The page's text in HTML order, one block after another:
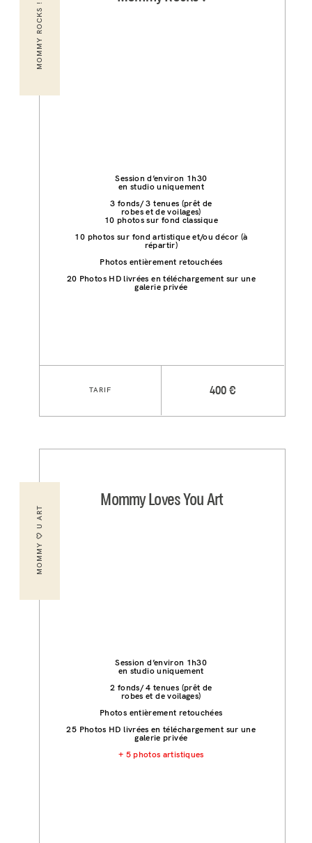
Mommy Loves You Art
MOMMY 🤍 U ART
MOMMY ROCKS !
Session d’environ 1h30
en studio uniquement
3 fonds/ 3 tenues (prêt de
robes et de voilages)
10 photos sur fond classique
10 photos sur fond artistique et/ou décor (à
répartir)
Photos entièrement retouchées
20 Photos HD livrées en téléchargement sur une
galerie privée
Session d’environ 1h30
en studio uniquement
2 fonds/ 4 tenues (prêt de
robes et de voilages)
Photos entièrement retouchées
25 Photos HD livrées en téléchargement sur une
galerie privée
+ 5 photos artistiques
400 €
TARIF